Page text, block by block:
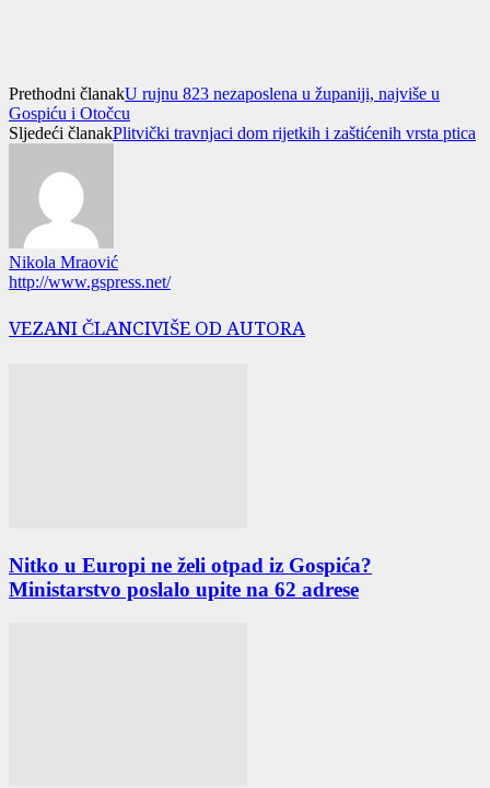
Prethodni članakU rujnu 823 nezaposlena u županiji, najviše u
Gospiću i Otočcu
Sljedeći članakPlitvički travnjaci dom rijetkih i zaštićenih vrsta ptica
Nikola Mraović
http://www.gspress.net/
VEZANI ČLANCIVIŠE OD AUTORA
Nitko u Europi ne želi otpad iz Gospića?
Ministarstvo poslalo upite na 62 adrese